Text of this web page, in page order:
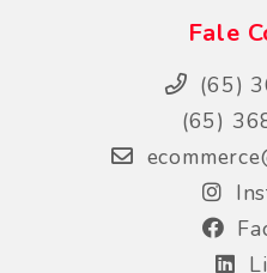
Fale
(65)
(65)